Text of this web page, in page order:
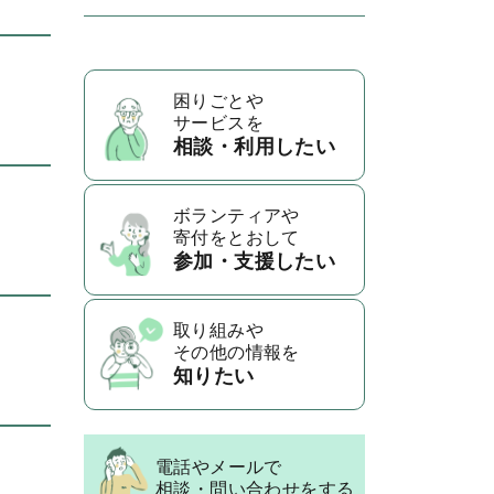
困りごとや
サービスを
相談・利用したい
ボランティアや
寄付をとおして
参加・支援したい
取り組みや
その他の情報を
知りたい
電話やメールで
相談・問い合わせをする